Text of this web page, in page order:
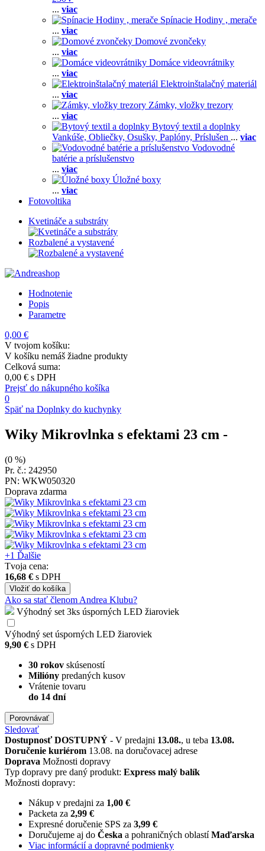
... viac
Spínacie Hodiny , merače
... viac
Domové zvončeky
... viac
Domáce videovrátniky
... viac
Elektroinštalačný materiál
... viac
Zámky, vložky trezory
... viac
Bytový textil a doplnky
Vankúše, Obliečky, Osušky, Paplóny, Príslušen ... viac
Vodovodné
batérie a príslušenstvo
... viac
Úložné boxy
... viac
Fotovoltika
Kvetináče a substráty
Rozbalené a vystavené
Hodnotenie
Popis
Parametre
0,00 €
V tvojom košíku:
V košíku nemáš žiadne produkty
Celková suma:
0,00 € s DPH
Prejsť do nákupného košíka
0
Späť na Doplnky do kuchynky
Wiky Mikrovlnka s efektami 23 cm -
(0 %)
Pr. č.: 242950
PN: WKW050320
Doprava zdarma
+1 Ďalšie
Tvoja cena:
16,68 € s DPH
Vložiť do košíka
Ako sa stať členom Andrea Klubu?
Výhodný set 3ks úsporných LED žiaroviek
Výhodný set úsporných LED žiaroviek
9,90 € s DPH
30 rokov skúseností
Milióny predaných kusov
Vrátenie tovaru
do 14 dní
Porovnávať
Sledovať
DostupnosťDOSTUPNÝ - V predajni 13.08., u teba 13.08.
Doručenie kuriérom 13.08. na doručovacej adrese
Doprava Možnosti dopravy
Typ dopravy pre daný produkt: Express malý balík
Možnosti dopravy:
Nákup v predajni za 1,00 €
Packeta za 2,99 €
Expresné doručenie SPS za 3,99 €
Doručujeme aj do Česka a pohraničných oblastíMaďarska
Viac informácií a dopravné podmienky